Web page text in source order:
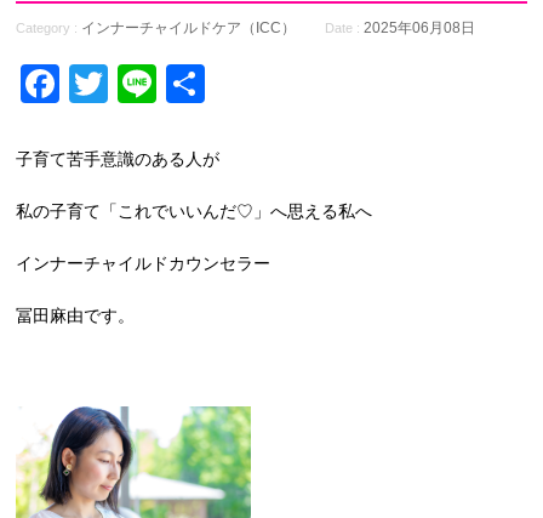
Category : インナーチャイルドケア（ICC） Date : 2025年06月08日
Facebook
Twitter
Line
子育て苦手意識のある人が
私の子育て「これでいいんだ♡」へ思える私へ
インナーチャイルドカウンセラー
冨田麻由です。